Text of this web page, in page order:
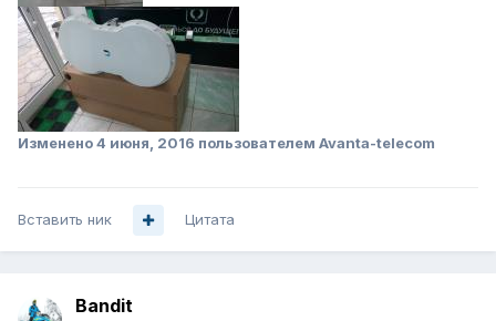
Изменено4 июня, 2016 пользователем Avanta-telecom
Вставить ник Цитата
Bandit